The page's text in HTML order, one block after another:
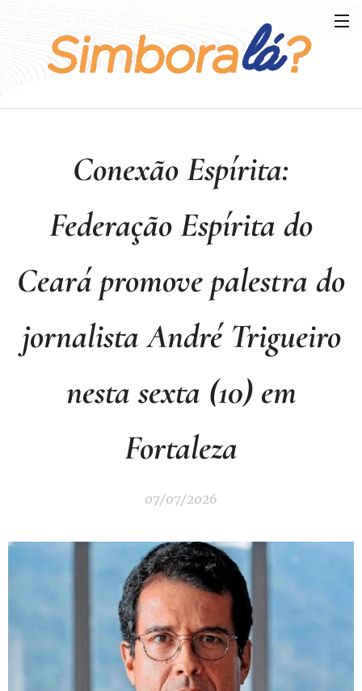
Conexão Espírita:
Federação Espírita do
Ceará promove palestra do
jornalista André Trigueiro
nesta sexta (10) em
Fortaleza
07/07/2026